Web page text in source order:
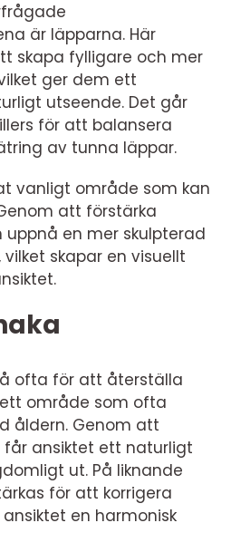
är läpparna. Här
skapa fylligare och mer
ger dem ett
utseende. Det går
för att balansera
av tunna läppar.
vanligt område som kan
att förstärka
uppnå en mer skulpterad
skapar en visuellt
ofta för att återställa
område som ofta
åldern. Genom att
får ansiktet ett naturligt
ut. På liknande
för att korrigera
en harmonisk